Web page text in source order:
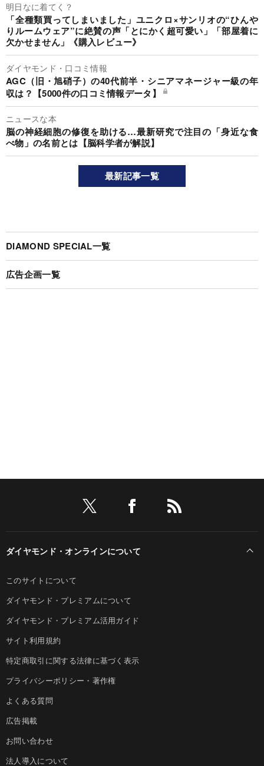
明日なに着てく？
「全種類買ってしまいました」ユニクロ×サンリオの“ひんや
りルームウェア”に絶賛の声「とにかく超可愛い」「部屋着に
欠かせません」《購入レビュー》
ダイヤモンド・口コミ情報
AGC（旧・旭硝子）の40代前半・シニアマネージャー級の年
収は？【5000件の口コミ情報データ】
ニュースな本
脳の神経細胞の修復を助ける…最新研究で注目の「身近な食
べ物」の名前とは【脳科学者が解説】
最新記事一覧
DIAMOND SPECIAL一覧
広告企画一覧
ダイヤモンド・オンラインについて
このサイトについて
ダイヤモンド・プレミアムについて
ダイヤモンド・プレミアム活用ガイド
サイト利用規約
特定商取引に関する法律に基づく表示
プライバシーポリシー・著作権
よくある質問
広告掲載
お問い合わせ
法人導入について